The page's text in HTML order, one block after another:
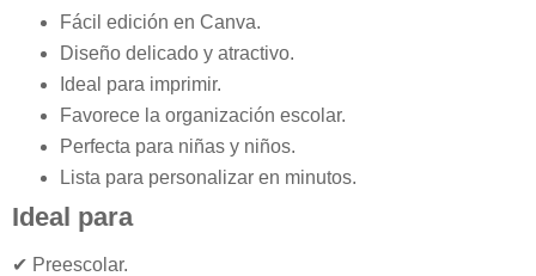
Fácil edición en Canva.
Diseño delicado y atractivo.
Ideal para imprimir.
Favorece la organización escolar.
Perfecta para niñas y niños.
Lista para personalizar en minutos.
Ideal para
✔ Preescolar.